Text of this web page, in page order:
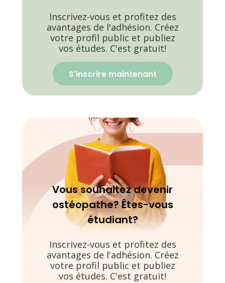
Inscrivez-vous et profitez des
avantages de l'adhésion. Créez
votre profil public et publiez
vos études. C'est gratuit!
S'inscrire maintenant
Vous souhaitez devenir
ostéopathe? Êtes-vous
étudiant?
Inscrivez-vous et profitez des
avantages de l'adhésion. Créez
votre profil public et publiez
vos études. C'est gratuit!